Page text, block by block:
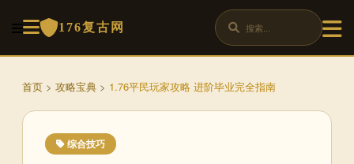
176复古网
首页 > 攻略宝典 > 1.76平民玩家攻略 进阶毕业完全指南
综合技巧